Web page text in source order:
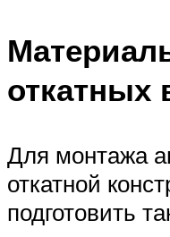
откатных
Для монтажа
откатной
подготовить